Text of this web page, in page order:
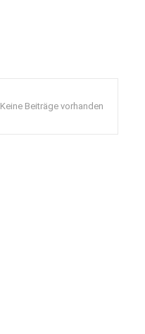
Keine Beiträge vorhanden